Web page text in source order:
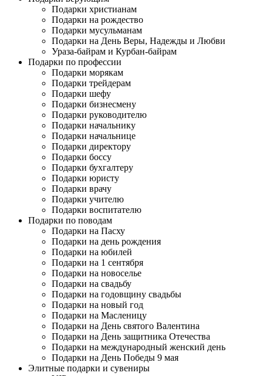
Подарки христианам
Подарки на рождество
Подарки мусульманам
Подарки на День Веры, Надежды и Любви
Ураза-байрам и Курбан-байрам
Подарки по профессии
Подарки морякам
Подарки трейдерам
Подарки шефу
Подарки бизнесмену
Подарки руководителю
Подарки начальнику
Подарки начальнице
Подарки директору
Подарки боссу
Подарки бухгалтеру
Подарки юристу
Подарки врачу
Подарки учителю
Подарки воспитателю
Подарки по поводам
Подарки на Пасху
Подарки на день рождения
Подарки на юбилей
Подарки на 1 сентября
Подарки на новоселье
Подарки на свадьбу
Подарки на годовщину свадьбы
Подарки на новый год
Подарки на Масленицу
Подарки на День святого Валентина
Подарки на День защитника Отечества
Подарки на международный женский день
Подарки на День Победы 9 мая
Элитные подарки и сувениры